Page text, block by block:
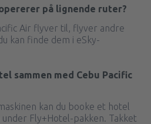
på lignende ruter?
Air flyver til, flyver andre
kan finde dem i eSky-
sammen med Cebu Pacific
kan du booke et hotel
Fly+Hotel-pakken. Takket